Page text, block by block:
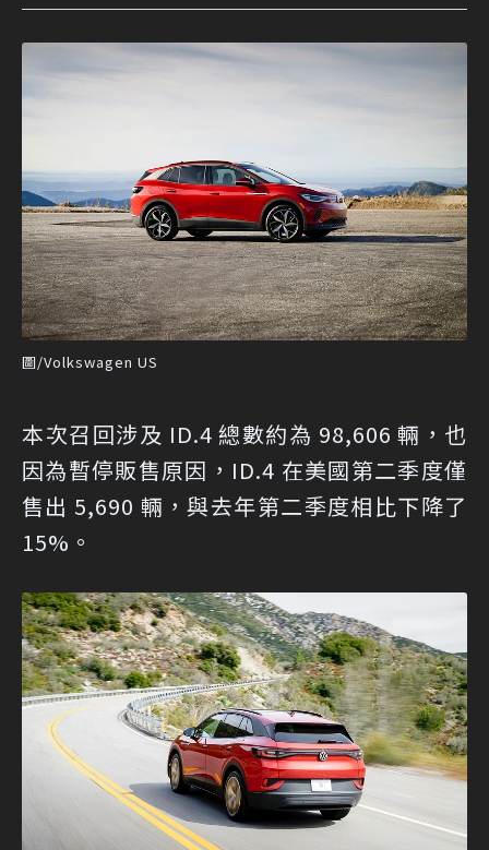
圖/Volkswagen US
本次召回涉及 ID.4 總數約為 98,606 輛，也
因為暫停販售原因，ID.4 在美國第二季度僅
售出 5,690 輛，與去年第二季度相比下降了
15%。